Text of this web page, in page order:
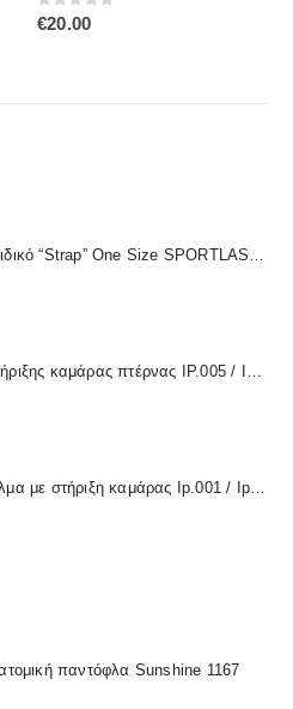
Υποεπιγονατιδικό “Strap” One Size SPORTLASTIC 80300 OrthoLand
Πέλμα υποστήριξης καμάρας πτέρνας IP.005 / IPinsoles
Ορθωτικό Πέλμα με στήριξη καμάρας Ip.001 / IpInsoles
παντόφλα Sunshine 1167